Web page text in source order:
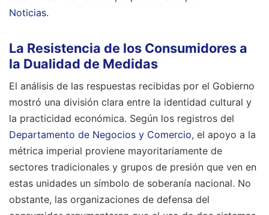
Noticias.
La Resistencia de los Consumidores a
la Dualidad de Medidas
El análisis de las respuestas recibidas por el Gobierno
mostró una división clara entre la identidad cultural y
la practicidad económica. Según los registros del
Departamento de Negocios y Comercio, el apoyo a la
métrica imperial proviene mayoritariamente de
sectores tradicionales y grupos de presión que ven en
estas unidades un símbolo de soberanía nacional. No
obstante, las organizaciones de defensa del